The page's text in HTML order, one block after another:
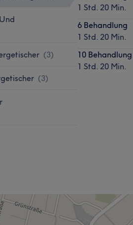
(3)
(3)
1 Std. 20 Min.
6 Behandlung
1 Std. 20 Min.
10 Behandlung
1 Std. 20 Min.